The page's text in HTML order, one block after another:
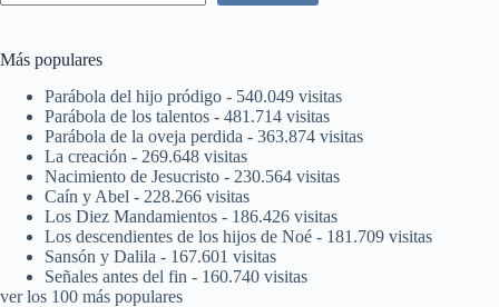
Más populares
Parábola del hijo pródigo - 540.049 visitas
Parábola de los talentos - 481.714 visitas
Parábola de la oveja perdida - 363.874 visitas
La creación - 269.648 visitas
Nacimiento de Jesucristo - 230.564 visitas
Caín y Abel - 228.266 visitas
Los Diez Mandamientos - 186.426 visitas
Los descendientes de los hijos de Noé - 181.709 visitas
Sansón y Dalila - 167.601 visitas
Señales antes del fin - 160.740 visitas
ver los 100 más populares